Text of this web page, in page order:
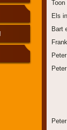
Toon
Els
Bart